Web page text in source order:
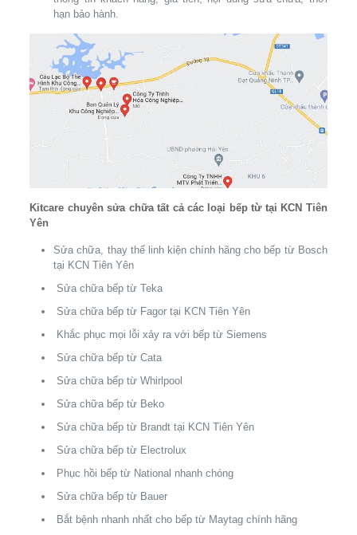
hạn bảo hành.
Kitcare chuyên sửa chữa tất cả các loại bếp từ tại KCN Tiên
Yên
Sửa chữa, thay thế linh kiện chính hãng cho bếp từ Bosch
tại KCN Tiên Yên
Sửa chữa bếp từ Teka
Sửa chữa bếp từ Fagor tại KCN Tiên Yên
Khắc phục mọi lỗi xảy ra với bếp từ Siemens
Sửa chữa bếp từ Cata
Sửa chữa bếp từ Whirlpool
Sửa chữa bếp từ Beko
Sửa chữa bếp từ Brandt tại KCN Tiên Yên
Sửa chữa bếp từ Electrolux
Phục hồi bếp từ National nhanh chóng
Sửa chữa bếp từ Bauer
Bắt bệnh nhanh nhất cho bếp từ Maytag chính hãng